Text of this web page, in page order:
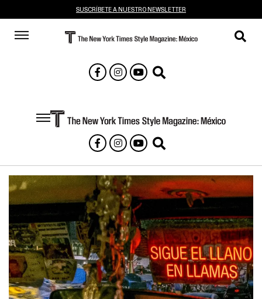
SUSCRÍBETE A NUESTRO NEWSLETTER